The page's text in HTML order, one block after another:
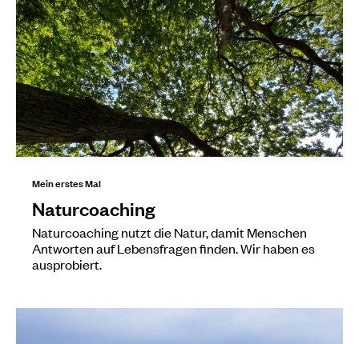
Mein erstes Mal
Naturcoaching
Naturcoaching nutzt die Natur, damit Menschen
Antworten auf Lebensfragen finden. Wir haben es
ausprobiert.